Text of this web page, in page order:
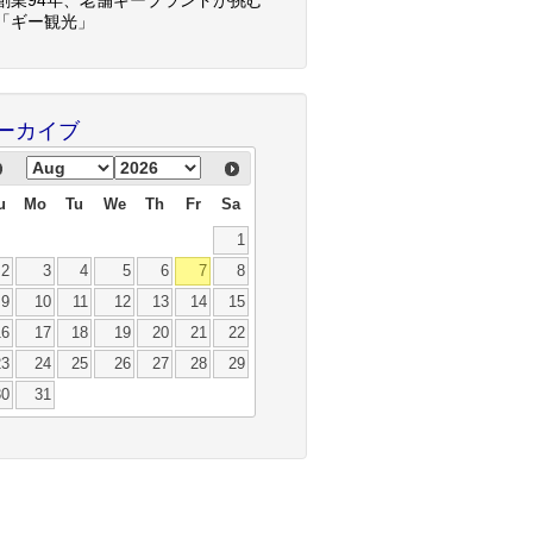
ギー観光」
カイブ
Mo Tu We Th Fr Sa
1
2
3 4 5 6 7
8
9
10 11 12 13 14
15
17 18 19 20 21
22
24 25 26 27 28
29
31